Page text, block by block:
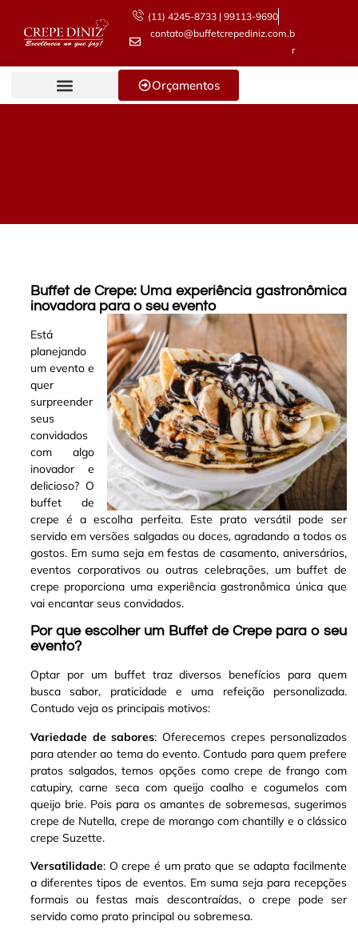
(11) 4245-8733 | 99113-9690
contato@buffetcrepediniz.com.b
r
Orçamentos
Buffet de Crepe: Uma experiência gastronômica
inovadora para o seu evento
Está
planejando
um evento e
quer
surpreender
seus
convidados
com algo
inovador e
delicioso? O
buffet de
crepe é a escolha perfeita.Este prato versátil pode ser
servido em versões salgadas ou doces, agradando a todos os
gostos. Em suma seja em festas de casamento, aniversários,
eventos corporativos ou outras celebrações, um buffet de
crepe proporciona uma experiência gastronômica única que
vai encantar seus convidados.
Por que escolher um Buffet de Crepe para o seu
evento?
Optar por um buffet traz diversos benefícios para quem
busca sabor, praticidade e uma refeição personalizada.
Contudo veja os principais motivos:
Variedade de sabores: Oferecemos crepes personalizados
para atender ao tema do evento. Contudo para quem prefere
pratos salgados, temos opções como crepe de frango com
catupiry, carne seca com queijo coalho e cogumelos com
queijo brie. Pois para os amantes de sobremesas, sugerimos
crepe de Nutella, crepe de morango com chantilly e o clássico
crepe Suzette.
Versatilidade: O crepe é um prato que se adapta facilmente
a diferentes tipos de eventos. Em suma seja para recepções
formais ou festas mais descontraídas, o crepe pode ser
servido como prato principal ou sobremesa.